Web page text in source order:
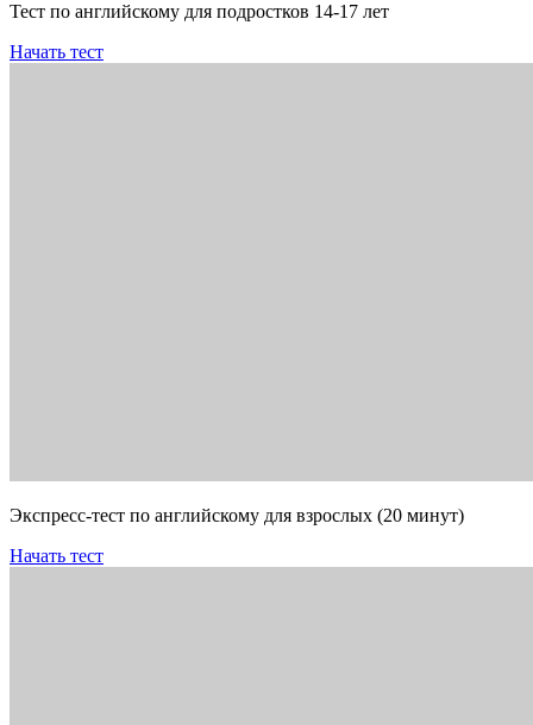
Тест по английскому для подростков 14-17 лет
Начать тест
Экспресс-тест по английскому для взрослых (20 минут)
Начать тест